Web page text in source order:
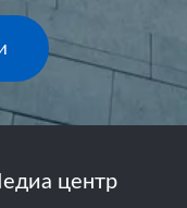
центр